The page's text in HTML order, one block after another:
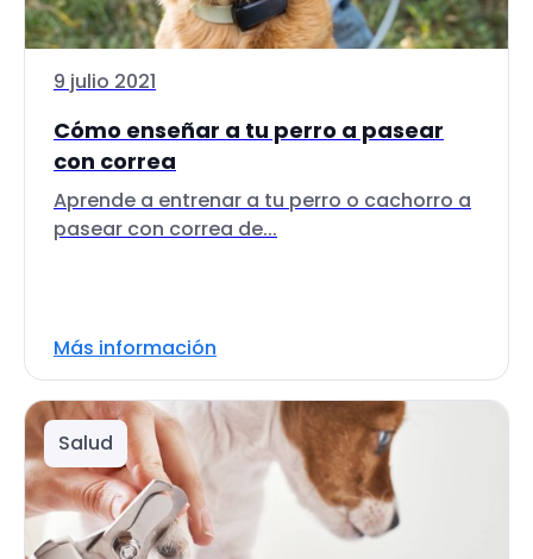
9 julio 2021
Cómo enseñar a tu perro a pasear
con correa
Aprende a entrenar a tu perro o cachorro a
pasear con correa de...
Más información
Salud